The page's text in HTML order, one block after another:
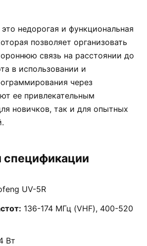
недорогая и функциональная
позволяет организовать
связь на расстоянии до
в использовании и
через
ее привлекательным
новичков, так и для опытных
спецификации
UV-5R
136-174 МГц (VHF), 400-520
Вт